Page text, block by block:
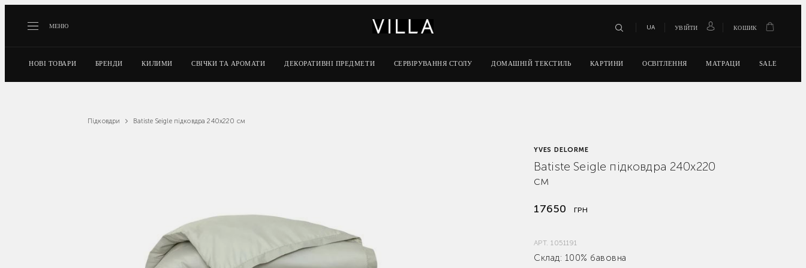
МЕНЮ UA УВІЙТИ КОШИК
НОВІ ТОВАРИ БРЕНДИ КИЛИМИ СВІЧКИ ТА АРОМАТИ ДЕКОРАТИВНІ ПРЕДМЕТИ СЕРВІРУВАННЯ СТОЛУ ДОМАШНІЙ ТЕКСТИЛЬ КАРТИНИ ОСВІТЛЕННЯ МАТРАЦИ SALE
Підковдри Batiste Seigle підковдра 240x220 см
YVES DELORME
Batiste Seigle підковдра 240x220
см
17650 ГРН
АРТ.1051191
Склад: 100% бавовна